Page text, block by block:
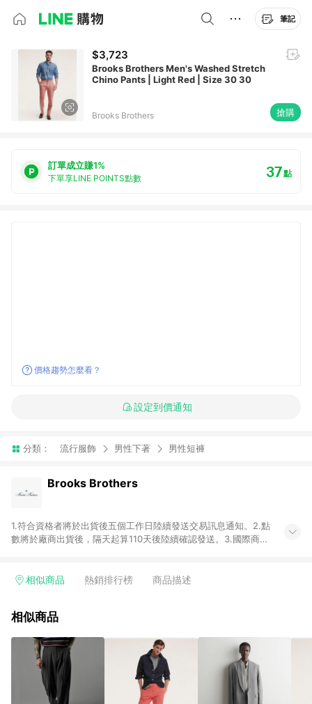
筆記
$3,723
Brooks Brothers Men's Washed Stretch
Chino Pants | Light Red | Size 30 30
Brooks Brothers 搶購
訂單成立賺1%
下單享LINE POINTS點數 37點
價格趨勢怎麼看？
設定到價通知
分類： 流行服飾 男性下著 男性短褲
Brooks Brothers
1.符合資格者將於出貨後五個工作日陸續發送交易訊息通知。2.點
數將於廠商出貨後，隔天起算110天後陸續確認發送。3.國際商家
用未授權優惠碼不符合贈點資格。6. 點數發送依據及返點上限將
不符合贈點資格。
相似商品 熱銷排行榜 商品描述
相似商品